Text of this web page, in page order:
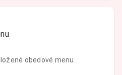
obedové menu.